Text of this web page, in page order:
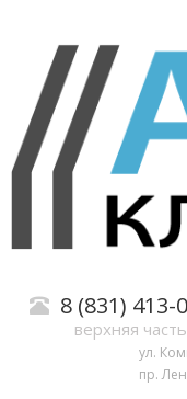
8 (831) 413-
верхняя часть
ул.
пр.